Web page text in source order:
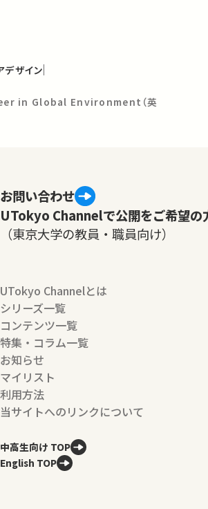
デザイン
in Global Environment（英
お問い合わせ
UTokyo Channelで公開をご希望の
（東京大学の教員・職員向け）
UTokyo Channelとは
シリーズ一覧
コンテンツ一覧
特集・コラム一覧
お知らせ
マイリスト
利用方法
当サイトへのリンクについて
中高生向け TOP
English TOP